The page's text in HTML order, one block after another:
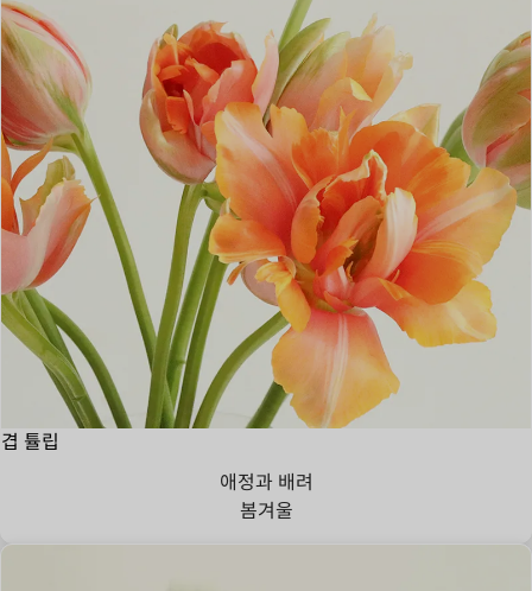
겹 튤립
애정과 배려
봄겨울